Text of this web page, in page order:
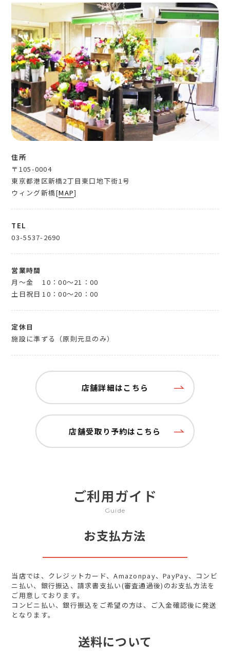
住所
〒105-0004
東京都港区新橋2丁目東口地下街1号
ウィング新橋[MAP]
TEL
03-5537-2690
営業時間
月～金
10：00～21：00
土日祝日 10：00～20：00
定休日
施設に準ずる（原則元旦のみ）
店舗詳細はこちら
店舗受取り予約はこちら
ご利用ガイド
Guide
お支払方法
当店では、クレジットカード、Amazonpay、PayPay、コンビ
ニ払い、銀行振込、請求書支払い(審査通過後)のお支払方法を
ご用意しております。
コンビニ払い、銀行振込をご希望の方は、ご入金確認後に発送
となります。
送料について